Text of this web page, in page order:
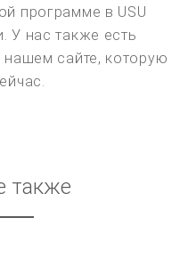
программе в USU
У нас также есть
нашем сайте, которую
также